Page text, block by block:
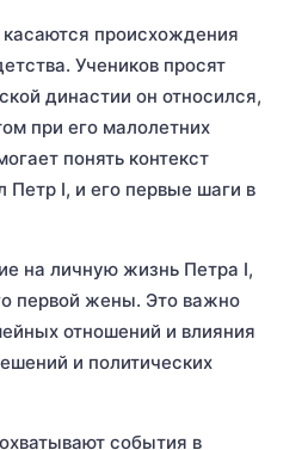
происхождения
Учеников просят
династии он относился,
при его малолетних
понять контекст
Петр I, и его первые шаги в
на личную жизнь Петра I,
первой жены. Это важно
отношений и влияния
и политических
события в